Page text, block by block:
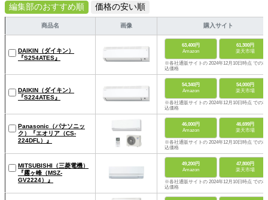
編集部のおすすめ順
価格の安い順
商品名 画像 購入サイト
DAIKIN（ダイキン）
『S254ATES』
63,400円
Amazon
61,300円
楽天市場
※各社通販サイトの 2024年12月10日時点 での税
込価格
DAIKIN（ダイキン）
『S224ATES』
54,340円
Amazon
54,000円
楽天市場
※各社通販サイトの 2024年12月10日時点 での税
込価格
Panasonic（パナソニッ
ク）『エオリア（CS-
224DFL）』
46,000円
Amazon
46,699円
楽天市場
※各社通販サイトの 2024年12月10日時点 での税
込価格
MITSUBISHI（三菱電機）
『霧ヶ峰（MSZ-
GV2224）』
49,200円
Amazon
47,800円
楽天市場
※各社通販サイトの 2024年12月10日時点 での税
込価格